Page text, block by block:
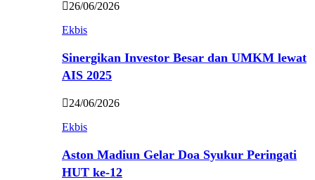
26/06/2026
Ekbis
Sinergikan Investor Besar dan UMKM lewat
AIS 2025
24/06/2026
Ekbis
Aston Madiun Gelar Doa Syukur Peringati
HUT ke-12